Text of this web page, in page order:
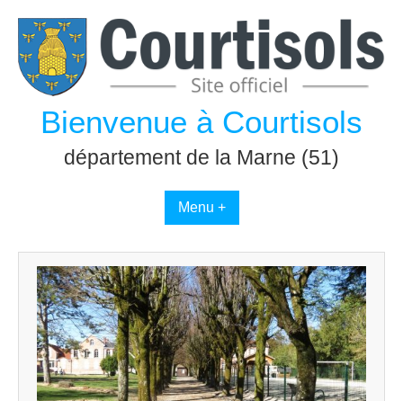
contenu
Bienvenue à Courtisols
département de la Marne (51)
Menu +